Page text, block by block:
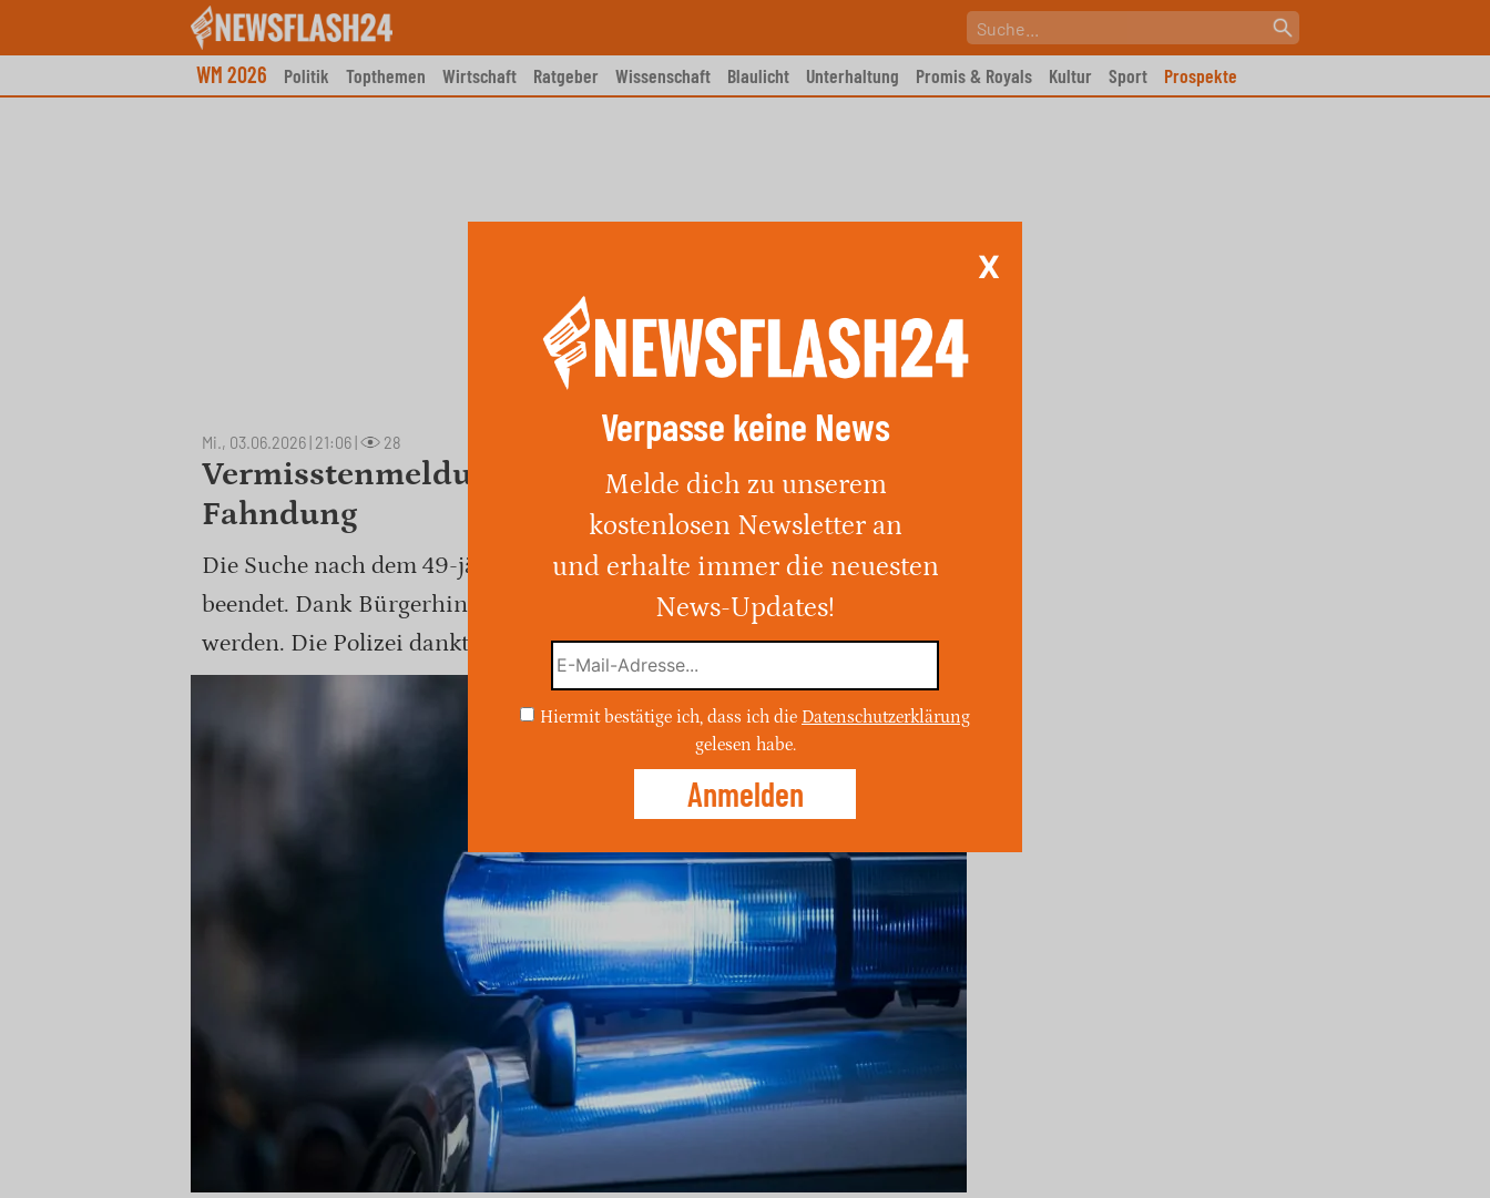
WM 2026 Politik Topthemen Wirtschaft Ratgeber Wissenschaft Blaulicht Unterhaltung Promis & Royals Kultur Sport Prospekte
Mi., 03.06.2026 | 21:06 28
Vermisstenmeldung in Jena, Rücknahme der
Fahndung
Die Suche nach dem 49-jährigen Mann in Jena wurde erfolgreich
beendet. Dank Bürgerhinweisen konnte er wohlbehalten gefunden
werden. Die Polizei dankt für die Unterstützung.
X
Verpasse keine News
Melde dich zu unserem
kostenlosen Newsletter an
und erhalte immer die neuesten
News-Updates!
Hiermit bestätige ich, dass ich die Datenschutzerklärung
gelesen habe.